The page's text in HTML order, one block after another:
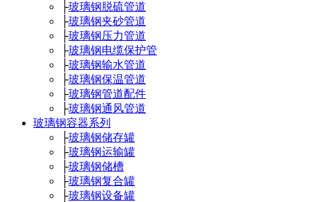
├玻璃钢脱硫管道
├玻璃钢夹砂管道
├玻璃钢压力管道
├玻璃钢电缆保护管
├玻璃钢输水管道
├玻璃钢保温管道
├玻璃钢管道配件
├玻璃钢通风管道
玻璃钢容器系列
├玻璃钢储存罐
├玻璃钢运输罐
├玻璃钢储槽
├玻璃钢复合罐
├玻璃钢设备罐